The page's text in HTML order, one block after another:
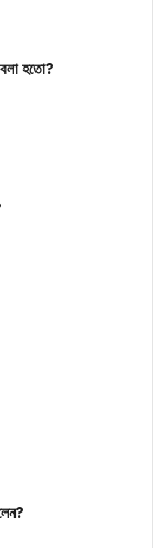
বলা হতো?